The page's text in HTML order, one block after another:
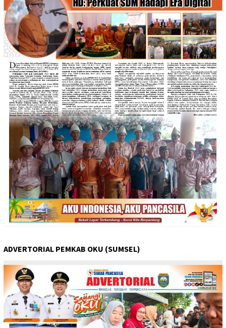
ADVERTORIAL PEMKAB OKU (SUMSEL)